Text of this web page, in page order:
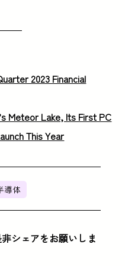
2023 Financial
Meteor Lake, Its First PC
This Year
導体
シェアをお願いしま